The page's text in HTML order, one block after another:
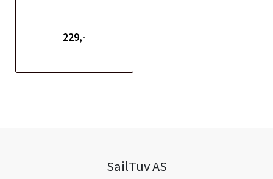
229,-
SailTuv AS